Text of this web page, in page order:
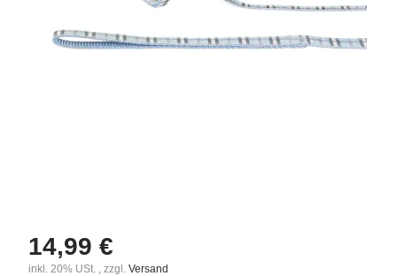
14,99 €
inkl. 20% USt. , zzgl. Versand